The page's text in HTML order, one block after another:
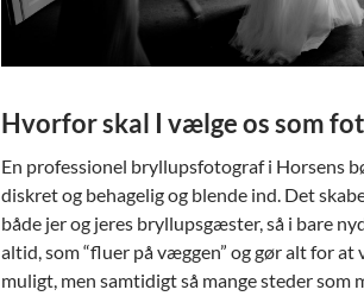
Hvorfor skal I vælge os som
En professionel bryllupsfotograf i Horsens
diskret og behagelig og blende ind. Det
både jer og jeres bryllupsgæster, så i bare
altid, som “fluer på væggen” og gør alt for at
muligt, men samtidigt så mange steder som